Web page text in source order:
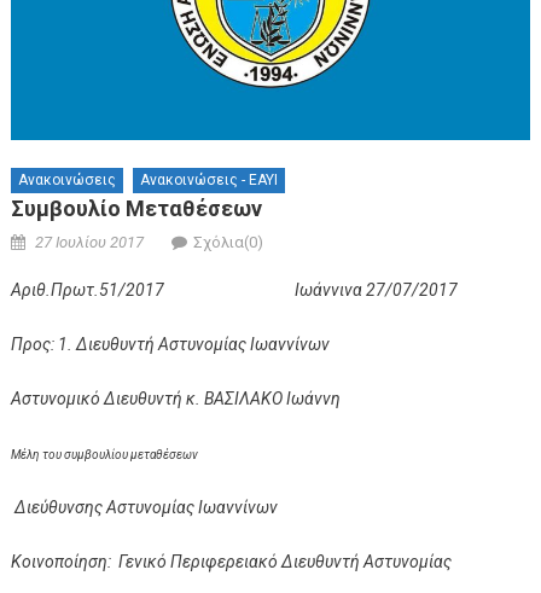
Ανακοινώσεις Ανακοινώσεις - ΕΑΥΙ
Συμβουλίο Μεταθέσεων
Posted on
27 Ιουλίου 2017 AuthorΣχόλια(0)
Αριθ.Πρωτ.51/2017 Ιωάννινα 27/07/2017
Προς: 1. Διευθυντή Αστυνομίας Ιωαννίνων
Αστυνομικό Διευθυντή κ. ΒΑΣΙΛΑΚΟ Ιωάννη
Μέλη του συμβουλίου μεταθέσεων
Διεύθυνσης Αστυνομίας Ιωαννίνων
Κοινοποίηση: Γενικό Περιφερειακό Διευθυντή Αστυνομίας